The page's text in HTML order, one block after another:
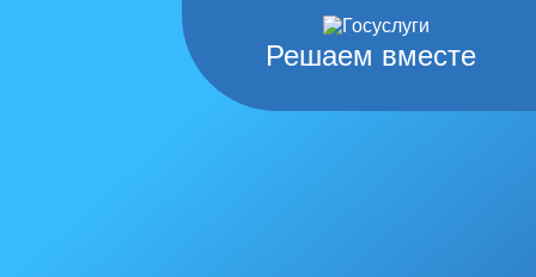
Решаем вместе